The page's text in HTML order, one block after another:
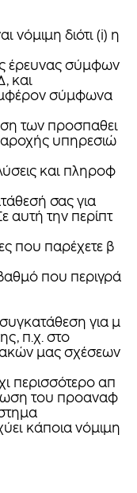
νόμιμη διότι (i) η
έρευνας σύμφων
και
σύμφωνα
των προσπαθει
υπηρεσιώ
και πληροφ
σας για
αυτή την περίπτ
που παρέχετε β
που περιγρά
για μ
π.χ. στο
μας σχέσεων
περισσότερο απ
του προαναφ
κάποια νόμιμη